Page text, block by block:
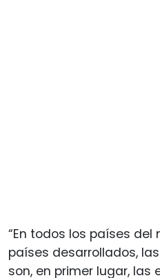
“En todos los países del
países desarrollados,
son, en primer lugar, las